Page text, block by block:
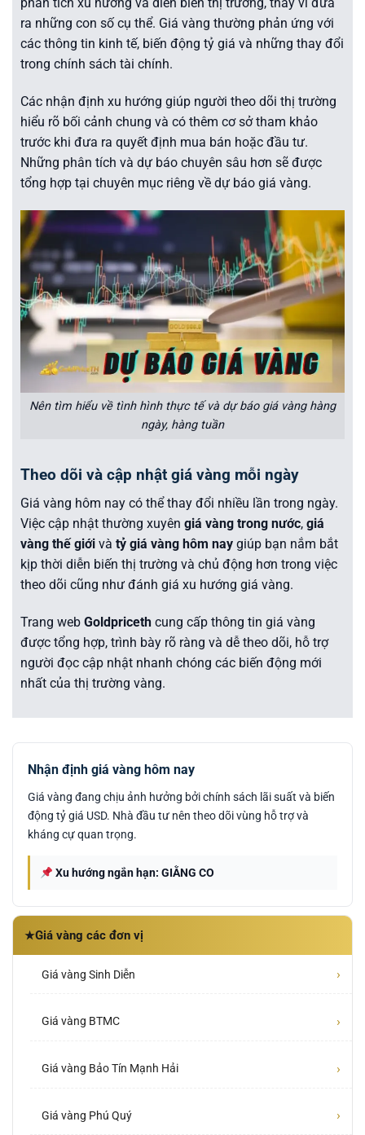
ra những con số cụ thể. Giá vàng thường phản ứng với
các thông tin kinh tế, biến động tỷ giá và những thay đổi
trong chính sách tài chính.
Các nhận định xu hướng giúp người theo dõi thị trường
hiểu rõ bối cảnh chung và có thêm cơ sở tham khảo
trước khi đưa ra quyết định mua bán hoặc đầu tư.
Những phân tích và dự báo chuyên sâu hơn sẽ được
tổng hợp tại chuyên mục riêng về dự báo giá vàng.
Nên tìm hiểu về tình hình thực tế và dự báo giá vàng hàng
ngày, hàng tuần
Theo dõi và cập nhật giá vàng mỗi ngày
Giá vàng hôm nay có thể thay đổi nhiều lần trong ngày.
Việc cập nhật thường xuyên giá vàng trong nước, giá
vàng thế giới và tỷ giá vàng hôm nay giúp bạn nắm bắt
kịp thời diễn biến thị trường và chủ động hơn trong việc
theo dõi cũng như đánh giá xu hướng giá vàng.
Trang web Goldpriceth cung cấp thông tin giá vàng
được tổng hợp, trình bày rõ ràng và dễ theo dõi, hỗ trợ
người đọc cập nhật nhanh chóng các biến động mới
nhất của thị trường vàng.
Nhận định giá vàng hôm nay
Giá vàng đang chịu ảnh hưởng bởi chính sách lãi suất và biến
động tỷ giá USD. Nhà đầu tư nên theo dõi vùng hỗ trợ và
kháng cự quan trọng.
Xu hướng ngắn hạn: GIẰNG CO
★Giá vàng các đơn vị
Giá vàng Sinh Diễn ›
Giá vàng BTMC ›
Giá vàng Bảo Tín Mạnh Hải ›
Giá vàng Phú Quý ›